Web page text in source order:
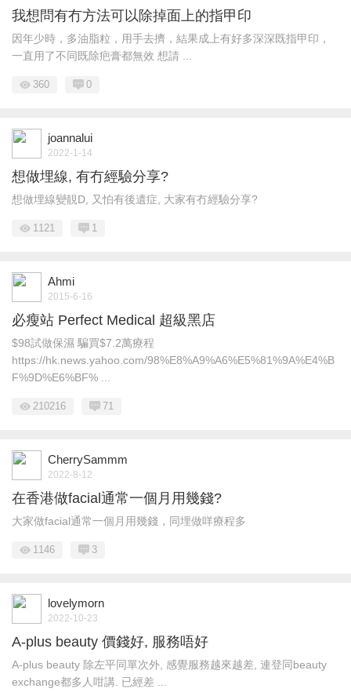
我想問有冇方法可以除掉面上的指甲印
因年少時，多油脂粒，用手去擠，結果成上有好多深深既指甲印，
一直用了不同既除疤膏都無效 想請 ...
360 0
joannalui
2022-1-14
想做埋線, 有冇經驗分享?
想做埋線變靚D, 又怕有後遺症, 大家有冇經驗分享?
1121 1
Ahmi
2015-6-16
必瘦站 Perfect Medical 超級黑店
$98試做保濕 騙買$7.2萬療程
https://hk.news.yahoo.com/98%E8%A9%A6%E5%81%9A%E4%B
F%9D%E6%BF% ...
210216 71
CherrySammm
2022-8-12
在香港做facial通常一個月用幾錢?
大家做facial通常一個月用幾錢，同埋做咩療程多
1146 3
lovelymorn
2022-10-23
A-plus beauty 價錢好, 服務唔好
A-plus beauty 除左平同單次外, 感覺服務越來越差, 連登同beauty
exchange都多人咁講. 已經差 ...